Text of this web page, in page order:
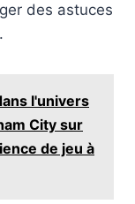
des astuces
l'univers
City sur
de jeu à